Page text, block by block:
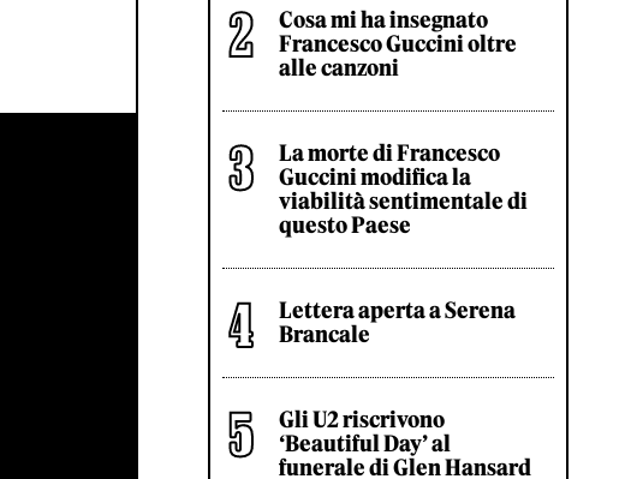
Cosa mi ha insegnato
Francesco Guccini oltre
alle canzoni
La morte di Francesco
Guccini modifica la
viabilità sentimentale di
questo Paese
Lettera aperta a Serena
Brancale
Gli U2 riscrivono
‘Beautiful Day’ al
funerale di Glen Hansard